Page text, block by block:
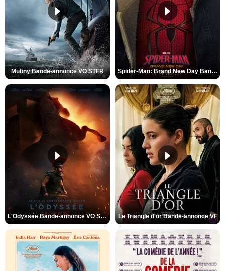
Mutiny Bande-annonce VO STFR Spider-Man: Brand New Day Bande-annonce VO STFR
L'Odyssée Bande-annonce VO STFR Le Triangle d'or Bande-annonce VF